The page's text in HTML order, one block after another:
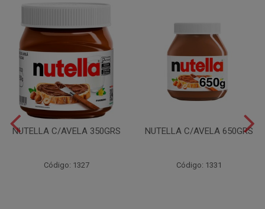
NUTELLA C/AVELA 350GRS
Código: 1327
NUTELLA C/AVELA 650GRS
Código: 1331